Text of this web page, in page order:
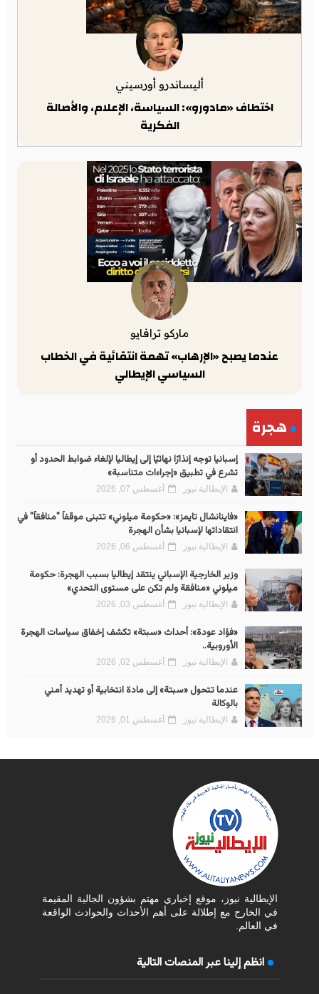
أليساندرو أورسيني
اختطاف «مادورو»: السياسة، الإعلام، والأصالة
الفكرية
ماركو ترافايو
عندما يصبح «الإرهاب» تهمة انتقائية في الخطاب
السياسي الإيطالي
هجرة
إسبانيا توجه إنذارًا نهائيًا إلى إيطاليا لإلغاء ضوابط الحدود أو
تشرع في تطبيق «إجراءات متناسبة»
الإيطالية نيوز أغسطس 07, 2026
«فاينانشال تايمز»: «حكومة ميلوني» تتبنى موقفاً "منافقاً" في
انتقاداتها لإسبانيا بشأن الهجرة
الإيطالية نيوز أغسطس 06, 2026
وزير الخارجية الإسباني ينتقد إيطاليا بسبب الهجرة: حكومة
ميلوني «منافقة ولم تكن على مستوى التحدي»
الإيطالية نيوز أغسطس 03, 2026
«فؤاد عودة»: أحداث «سبتة» تكشف إخفاق سياسات الهجرة
الأوروبية..
الإيطالية نيوز أغسطس 02, 2026
عندما تتحول «سبتة» إلى مادة انتخابية أو تهديد أمني
بالوكالة
الإيطالية نيوز أغسطس 01, 2026
الإيطالية نيوز، موقع إخباري مهتم بشؤون الجالية المقيمة
في الخارج مع إطلالة على أهم الأحداث والحوادث الواقعة
في العالم.
انظم إلينا عبر المنصات التالية